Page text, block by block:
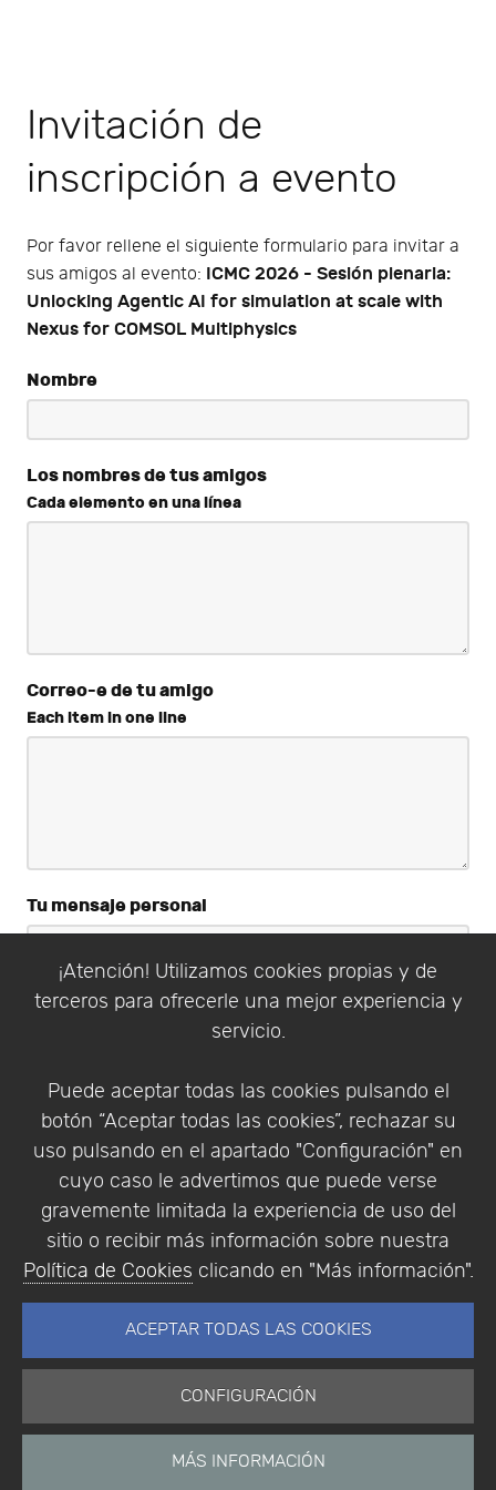
¡Atención! Utilizamos cookies propias y de
terceros para ofrecerle una mejor experiencia y
servicio.
Puede aceptar todas las cookies pulsando el
botón “Aceptar todas las cookies”, rechazar su
uso pulsando en el apartado "Configuración" en
cuyo caso le advertimos que puede verse
gravemente limitada la experiencia de uso del
sitio o recibir más información sobre nuestra
Política de Cookies clicando en "Más información".
ACEPTAR TODAS LAS COOKIES
CONFIGURACIÓN
MÁS INFORMACIÓN
Invitación de
inscripción a evento
Por favor rellene el siguiente formulario para invitar a
sus amigos al evento: ICMC 2026 - Sesión plenaria:
Unlocking Agentic AI for simulation at scale with
Nexus for COMSOL Multiphysics
Nombre
Los nombres de tus amigos
Cada elemento en una línea
Correo-e de tu amigo
Each item in one line
Tu mensaje personal
Código de verificación *